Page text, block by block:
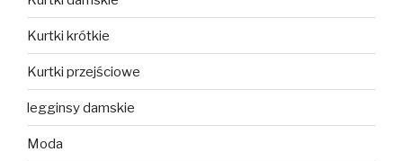
Kurtki krótkie
Kurtki przejściowe
legginsy damskie
Moda